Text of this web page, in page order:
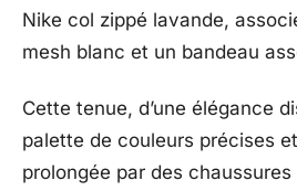
Nike col zippé lavande,
mesh blanc et un bandeau
Cette tenue, d’une élégance
palette de couleurs précises
prolongée par des chaussures